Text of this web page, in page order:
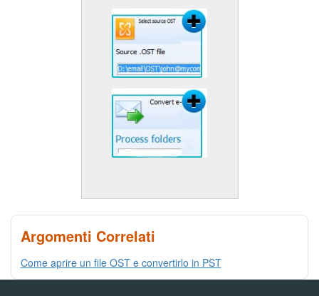
Argomenti Correlati
Come aprire un file OST e convertirlo in PST